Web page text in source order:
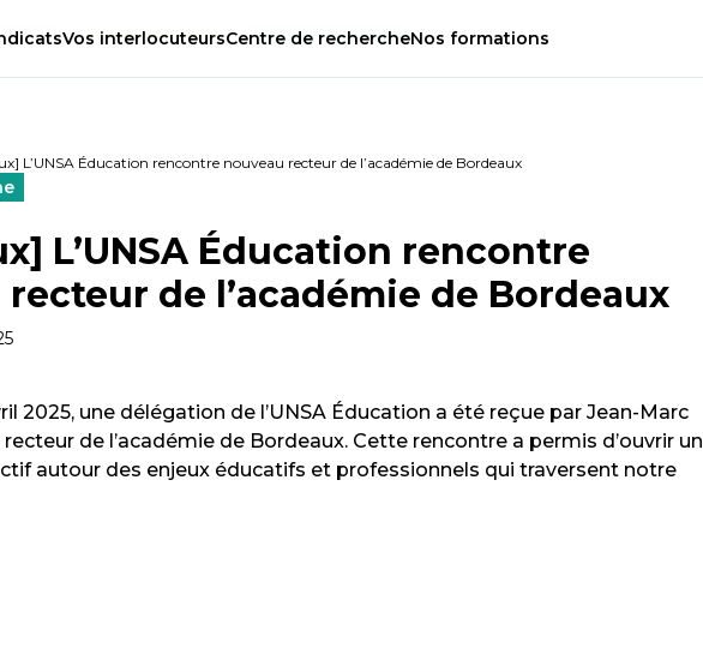
Vos interlocuteursCentre de rechercheNos formations
L’UNSA Éducation rencontre nouveau recteur de l’académie de Bordeaux
L’UNSA Éducation rencontre
de l’académie de Bordeaux
2025, une délégation de l’UNSA Éducation a été reçue par Jean-Marc
recteur de l’académie de Bordeaux. Cette rencontre a permis d’ouvrir un
autour des enjeux éducatifs et professionnels qui traversent notre